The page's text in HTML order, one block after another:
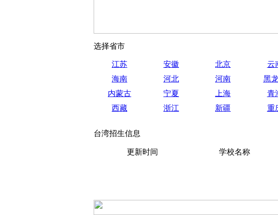
选择省市
江苏 安徽 北京 云
海南
河北 河南 黑
内蒙古
宁夏 上海 青
西藏
浙江 新疆 重
台湾招生信息
更新时间 学校名称